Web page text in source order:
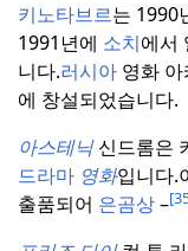
키노타브르는 1990
1991년에 소치에서
니다.러시아 영화
에 창설되었습니다.
아스테닉신드롬은
드라마 영화입니다.
출품되어 은곰상–